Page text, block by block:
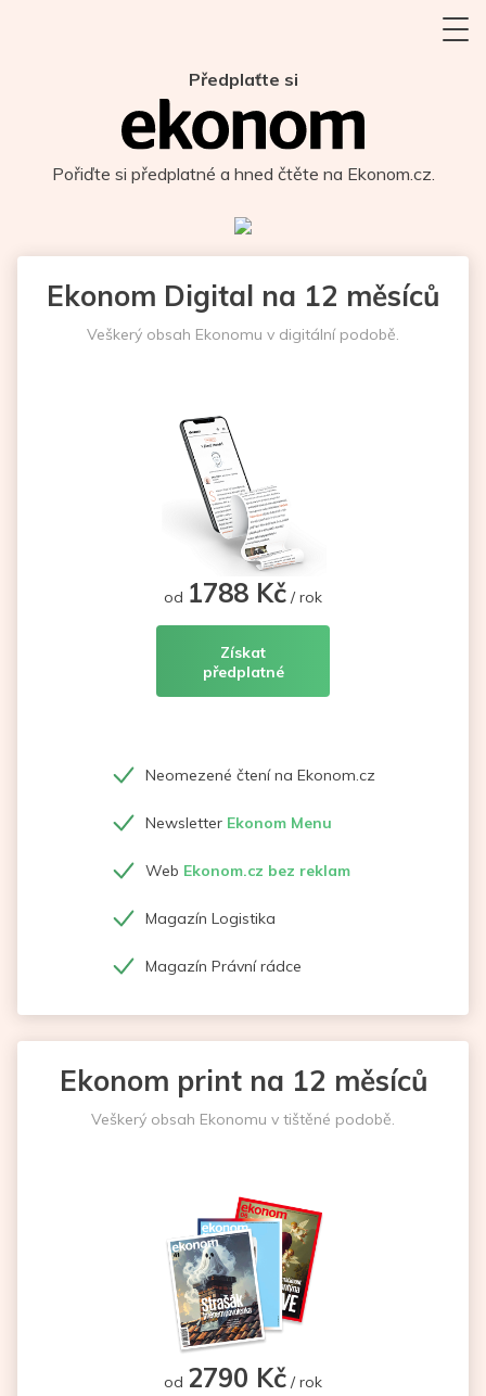
Předplaťte si
Pořiďte si předplatné a hned čtěte na Ekonom.cz.
Ekonom Digital na 12 měsíců
Veškerý obsah Ekonomu v digitální podobě.
od 1788 Kč / rok
Získat
předplatné
Neomezené čtení na Ekonom.cz
Newsletter Ekonom Menu
Web Ekonom.cz bez reklam
Magazín Logistika
Magazín Právní rádce
Ekonom print na 12 měsíců
Veškerý obsah Ekonomu v tištěné podobě.
od 2790 Kč / rok